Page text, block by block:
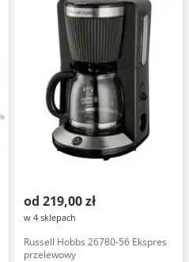
od 219,00 zł
w 4 sklepach
Russell Hobbs 26780-56 Ekspres
przelewowy